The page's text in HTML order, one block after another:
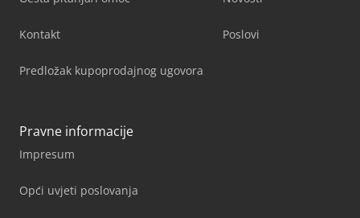
Kontakt
Predložak kupoprodajnog ugovora
Poslovi
Pravne informacije
Impresum
Opći uvjeti poslovanja